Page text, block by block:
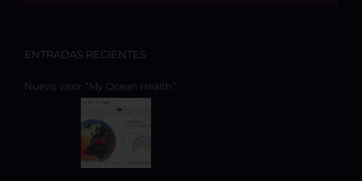
ENTRADAS RECIENTES
Nuevo visor “My Ocean Health”